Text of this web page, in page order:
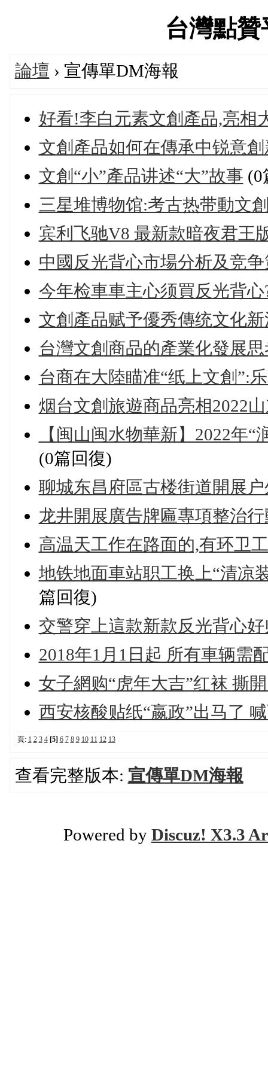
台灣點
論壇 › 宣傳單DM海報
好看!李白元素文創產品,亮相
文創產品如何在傳承中锐意創
文創“小”產品讲述“大”故事 (0
三星堆博物馆:考古热带動文
宾利飞驰V8 最新款暗夜君王
中國反光背心市場分析及竞
今年检車車主心须買反光背
文創產品赋予優秀傳统文化
台灣文創商品的產業化發展思
台商在大陸瞄准“纸上文創”:
烟台文創旅遊商品亮相2022
【闽山闽水物華新】2022年
(0篇回復)
聊城东昌府區古楼街道開展
龙井開展廣告牌匾專項整治行
高温天工作在路面的,有环卫
地铁地面車站职工换上“清凉
篇回復)
交警穿上這款新款反光背心
2018年1月1日起 所有車辆需
女子網购“虎年大吉”红袜 撕
西安核酸贴纸“嬴政”出马了
頁: 1 2 3 4 [5] 6 7 8 9 10 11 12 13
查看完整版本: 宣傳單DM海報
Powered by Discuz! X3.3